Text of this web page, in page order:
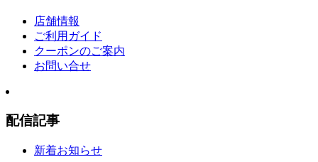
店舗情報
ご利用ガイド
クーポンのご案内
お問い合せ
配信記事
新着お知らせ